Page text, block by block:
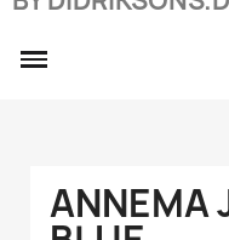
ANNEMA